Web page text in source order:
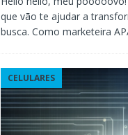
que vão te ajudar a
busca. Como marketeira
CELULARES